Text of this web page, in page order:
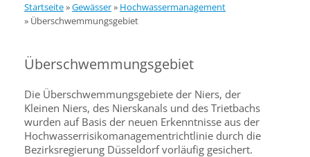
Startseite»Gewässer» Hochwassermanagement
» Überschwemmungsgebiet
Überschwemmungsgebiet
Die Überschwemmungsgebiete der Niers, der
Kleinen Niers, des Nierskanals und des Trietbachs
wurden auf Basis der neuen Erkenntnisse aus der
Hochwasserrisikomanagementrichtlinie durch die
Bezirksregierung Düsseldorf vorläufig gesichert.